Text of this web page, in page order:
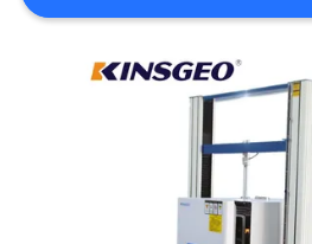
SITE
PRIVACY